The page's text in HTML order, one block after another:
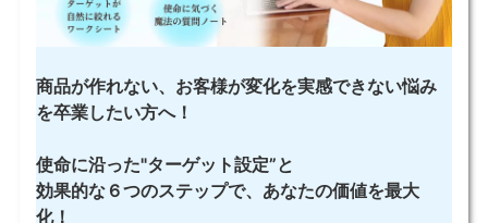
商品が作れない、お客様が変化を実感できない悩み
を卒業したい方へ！
使命に沿った"ターゲット設定”と
効果的な６つのステップで、あなたの価値を最大
化！